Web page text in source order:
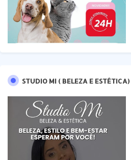
STUDIO MI ( BELEZA E ESTÉTICA)